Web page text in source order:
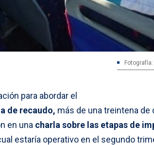
para abordar el
de recaudo, más de una treintena
en una charla sobre las etapas de
estaría operativo en el segundo